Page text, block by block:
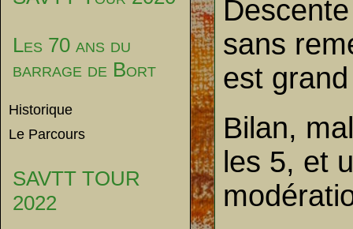
Les 70 ans du
barrage de Bort
Historique
Le Parcours
SAVTT TOUR
2022
sans
est
Bilan,
les 5, et